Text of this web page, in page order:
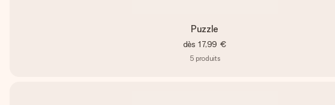
Puzzle
dès 17,99 €
5 produits